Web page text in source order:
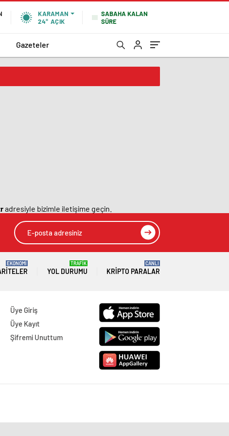
KARAMAN
24° AÇIK
SABAHA KALAN
SÜRE
Gazeteler
adresiyle bizimle iletişime geçin.
EKONOMİ
YOL DURUMU
TRAFİK
KRIPTO PARALAR
CANLI
Üye Giriş
Üye Kayıt
Şifremi Unuttum